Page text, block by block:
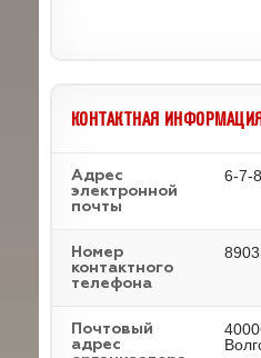
КОНТАКТНАЯ
Адрес
электронной
почты
6-7-
Номер
контактного
телефона
Почтовый
адрес